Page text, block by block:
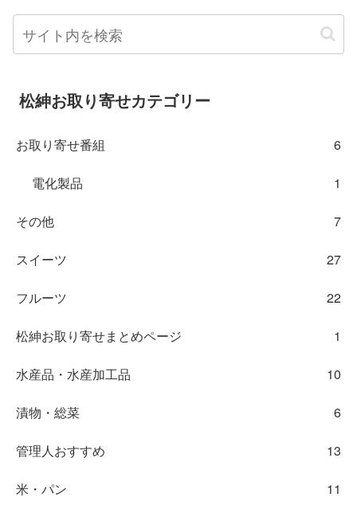
松紳お取り寄せカテゴリー
お取り寄せ番組 6
電化製品 1
その他 7
スイーツ 27
フルーツ 22
松紳お取り寄せまとめページ 1
水産品・水産加工品 10
漬物・総菜 6
管理人おすすめ 13
米・パン 11